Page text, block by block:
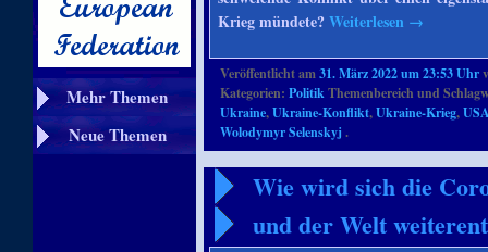
Mehr Themen
Neue Themen
Krieg mündete?Weiterlesen →
Veröffentlicht am31. März 2022 um 23:53 Uhr
Kategorien:PolitikThemenbereich und
Ukraine,Ukraine-Konflikt,Ukraine-Krieg,
Wolodymyr Selenskyj .
Wie wird sich die
und der Welt